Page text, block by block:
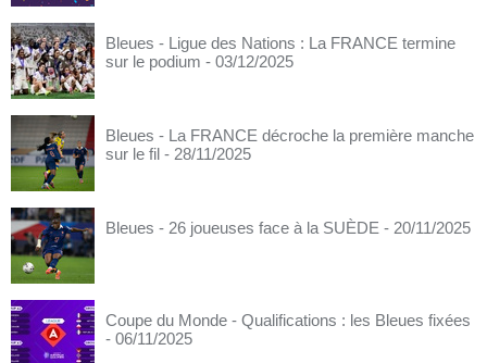
Bleues - Ligue des Nations : La FRANCE termine
sur le podium - 03/12/2025
Bleues - La FRANCE décroche la première manche
sur le fil - 28/11/2025
Bleues - 26 joueuses face à la SUÈDE - 20/11/2025
Coupe du Monde - Qualifications : les Bleues fixées
- 06/11/2025